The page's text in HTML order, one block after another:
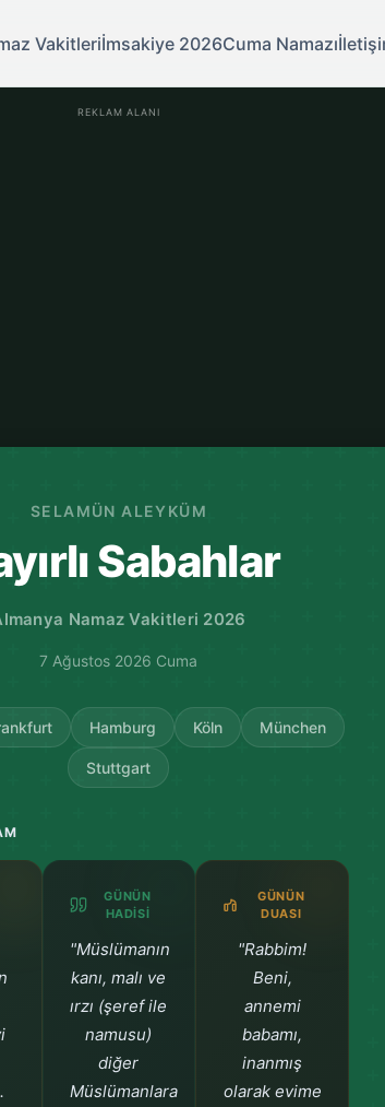
Vakitleriİmsakiye 2026Cuma Namazı
REKLAM ALANI
SELAMÜN ALEYKÜM
Sabahlar
Namaz Vakitleri 2026
7 Ağustos 2026 Cuma
Hamburg Köln München
Stuttgart
GÜNÜN
HADISI
"Müslümanın
kanı, malı ve
ırzı (şeref ile
namusu)
diğer
Müslümanlara
GÜNÜN
DUASI
"Rabbim!
Beni,
annemi
babamı,
inanmış
olarak evime